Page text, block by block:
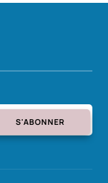
S'ABONNER